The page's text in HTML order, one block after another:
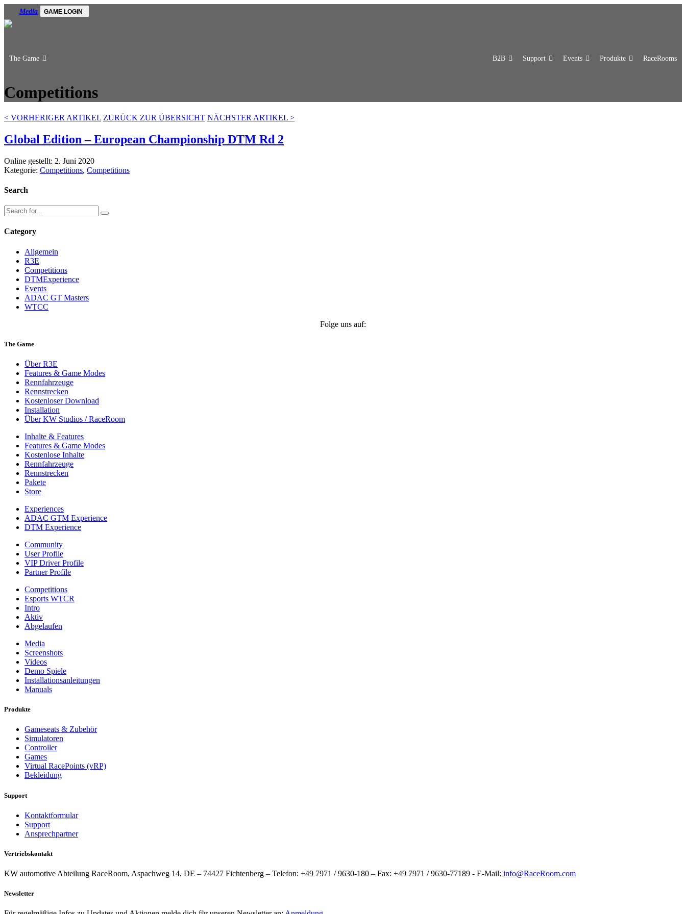
Media GAME LOGIN
The Game RaceRooms
Produkte
Events
Support
B2B
Competitions
< VORHERIGER ARTIKEL ZURÜCK ZUR ÜBERSICHT NÄCHSTER ARTIKEL >
Global Edition – European Championship DTM Rd 2
Online gestellt: 2. Juni 2020
Kategorie: Competitions, Competitions
Search
Category
Allgemein
R3E
Competitions
DTMExperience
Events
ADAC GT Masters
WTCC
Folge uns auf:
The Game
Über R3E
Features & Game Modes
Rennfahrzeuge
Rennstrecken
Kostenloser Download
Installation
Über KW Studios / RaceRoom
Inhalte & Features
Features & Game Modes
Kostenlose Inhalte
Rennfahrzeuge
Rennstrecken
Pakete
Store
Experiences
ADAC GTM Experience
DTM Experience
Community
User Profile
VIP Driver Profile
Partner Profile
Competitions
Esports WTCR
Intro
Aktiv
Abgelaufen
Media
Screenshots
Videos
Demo Spiele
Installationsanleitungen
Manuals
Produkte
Gameseats & Zubehör
Simulatoren
Controller
Games
Virtual RacePoints (vRP)
Bekleidung
Support
Kontaktformular
Support
Ansprechpartner
Vertriebskontakt
KW automotive Abteilung RaceRoom, Aspachweg 14, DE – 74427 Fichtenberg – Telefon: +49 7971 / 9630-180 – Fax: +49 7971 / 9630-77189 - E-Mail: info@RaceRoom.com
Newsletter